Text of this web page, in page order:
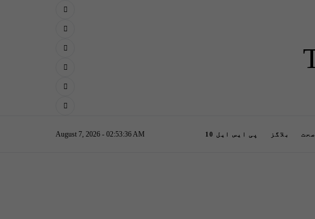
صحت بلاگز پی ایس ایل 10 August 7, 2026 - 02:53:37 AM